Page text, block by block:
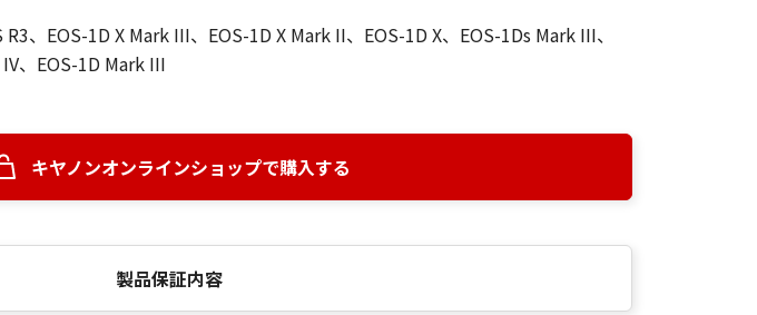
R3、EOS-1D X Mark III、EOS-1D X Mark II、EOS-1D X、EOS-1Ds Mark III、
、EOS-1D Mark III
キヤノンオンラインショップで購入する
製品保証内容